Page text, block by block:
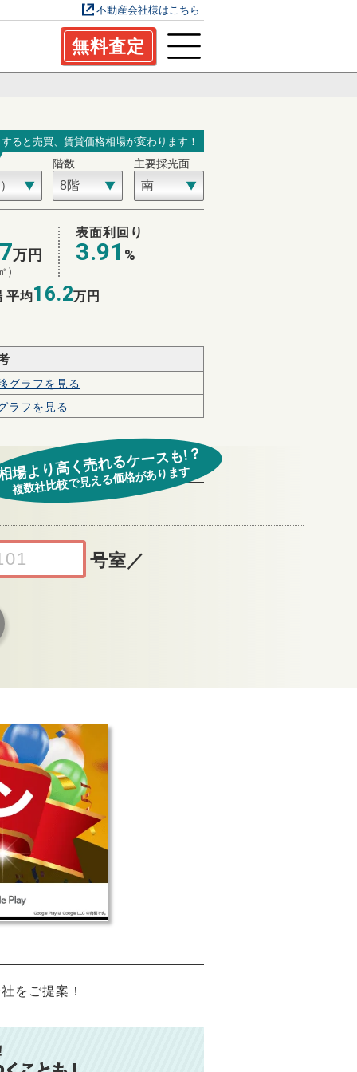
不動産会社様はこちら
無料査定
ると売買、賃貸価格相場が変わります！
階数 主要採光面
万円
）
表面利回り
3.91 %
平均16.2万円
グラフを見る
ラフを見る
号室 ／
場より高く売れるケースも!？
複数社比較で見える価格があります
をご提案！